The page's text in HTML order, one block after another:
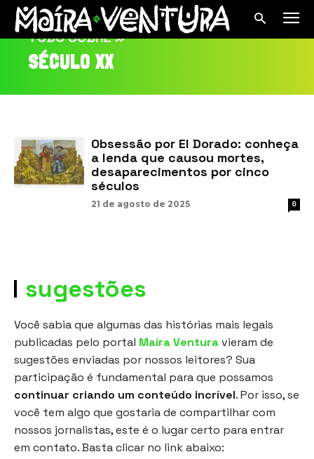
TUDO SOBRE »
SÉCULO XX
Obsessão por El Dorado: conheça
a lenda que causou mortes,
desaparecimentos por cinco
séculos
21 de agosto de 2025 0
sugestões
Você sabia que algumas das histórias mais legais
publicadas pelo portal Maíra Venturavieram de
sugestões enviadas por nossos leitores? Sua
participação é fundamental para que possamos
continuar criando um conteúdo incrível. Por isso, se
você tem algo que gostaria de compartilhar com
nossos jornalistas, este é o lugar certo para entrar
em contato. Basta clicar no link abaixo: